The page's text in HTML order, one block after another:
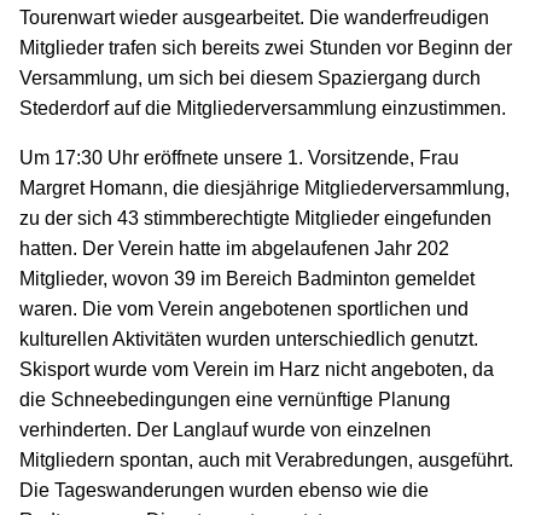
Tourenwart wieder ausgearbeitet. Die wanderfreudigen
Mitglieder trafen sich bereits zwei Stunden vor Beginn der
Versammlung, um sich bei diesem Spaziergang durch
Stederdorf auf die Mitgliederversammlung einzustimmen.
Um 17:30 Uhr eröffnete unsere 1. Vorsitzende, Frau
Margret Homann, die diesjährige Mitgliederversammlung,
zu der sich 43 stimmberechtigte Mitglieder eingefunden
hatten. Der Verein hatte im abgelaufenen Jahr 202
Mitglieder, wovon 39 im Bereich Badminton gemeldet
waren. Die vom Verein angebotenen sportlichen und
kulturellen Aktivitäten wurden unterschiedlich genutzt.
Skisport wurde vom Verein im Harz nicht angeboten, da
die Schneebedingungen eine vernünftige Planung
verhinderten. Der Langlauf wurde von einzelnen
Mitgliedern spontan, auch mit Verabredungen, ausgeführt.
Die Tageswanderungen wurden ebenso wie die